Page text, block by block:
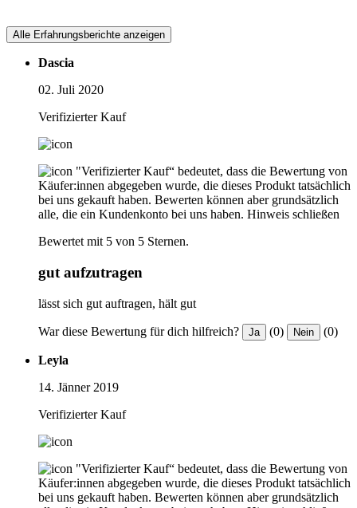
Alle Erfahrungsberichte anzeigen
Dascia
02. Juli 2020
Verifizierter Kauf
"Verifizierter Kauf“ bedeutet, dass die Bewertung von
Käufer:innen abgegeben wurde, die dieses Produkt tatsächlich
bei uns gekauft haben. Bewerten können aber grundsätzlich
alle, die ein Kundenkonto bei uns haben. Hinweis schließen
Bewertet mit 5 von 5 Sternen.
gut aufzutragen
lässt sich gut auftragen, hält gut
War diese Bewertung für dich hilfreich? Ja (0) Nein (0)
Leyla
14. Jänner 2019
Verifizierter Kauf
"Verifizierter Kauf“ bedeutet, dass die Bewertung von
Käufer:innen abgegeben wurde, die dieses Produkt tatsächlich
bei uns gekauft haben. Bewerten können aber grundsätzlich